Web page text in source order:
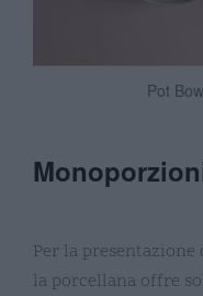
Pot
Per la presentazione
la porcellana offre